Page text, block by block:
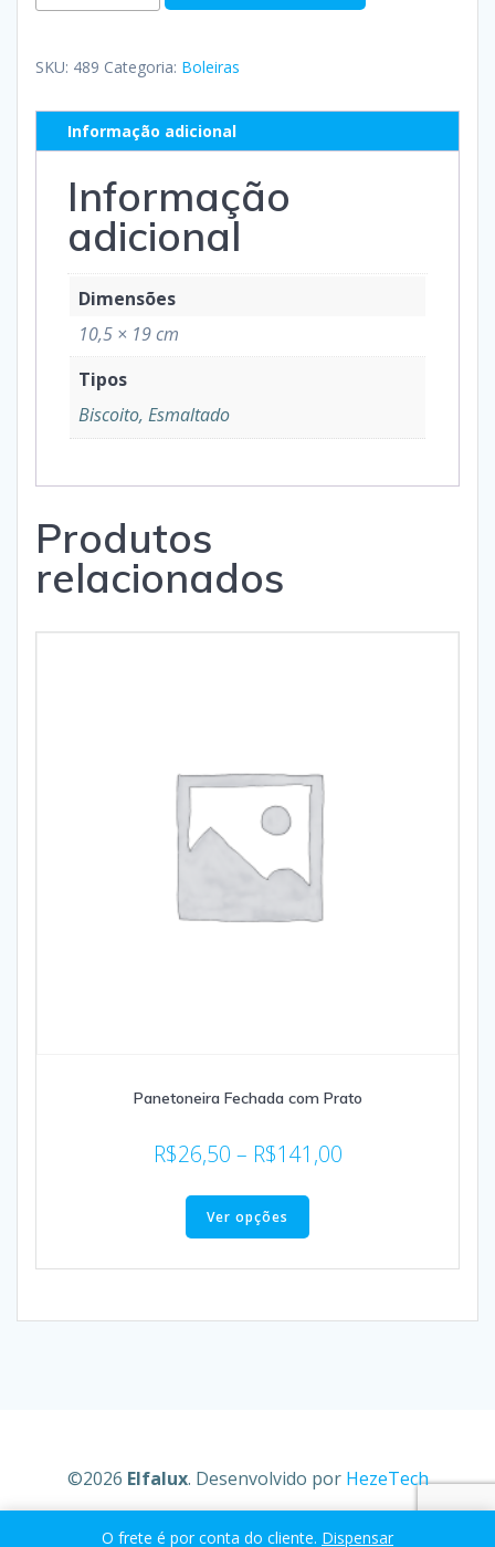
O frete é por conta do cliente. Dispensar
SKU: 489 Categoria: Boleiras
Informação adicional
Informação
adicional
Dimensões
10,5 × 19 cm
Tipos
Biscoito, Esmaltado
Produtos
relacionados
Panetoneira Fechada com Prato
R$26,50 – R$141,00
Ver opções
©2026 Elfalux. Desenvolvido por HezeTech